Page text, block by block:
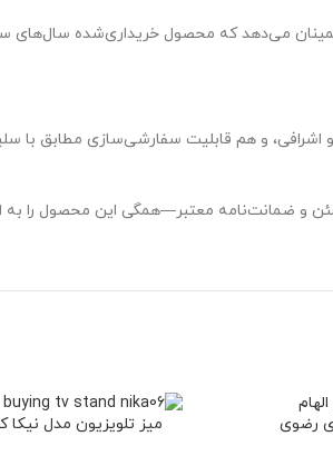
می‌دهد که محصول خریداری‌شده سال‌های
و هم قابلیت سفارشی‌سازی مطابق با
و ضمانت‌نامه معتبر—همگی این محصول را
رضوی
میز تلویزیون مدل نیکا